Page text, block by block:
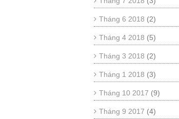
Tháng 6 2018 (2)
Tháng 4 2018 (5)
Tháng 3 2018 (2)
Tháng 1 2018 (3)
Tháng 10 2017 (9)
Tháng 9 2017 (4)